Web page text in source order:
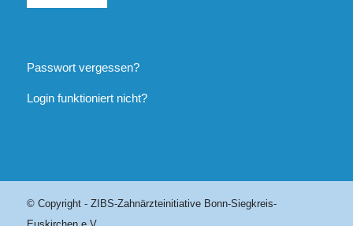
Passwort vergessen?
Login funktioniert nicht?
© Copyright - ZIBS-Zahnärzteinitiative Bonn-Siegkreis-
Euskirchen e.V.